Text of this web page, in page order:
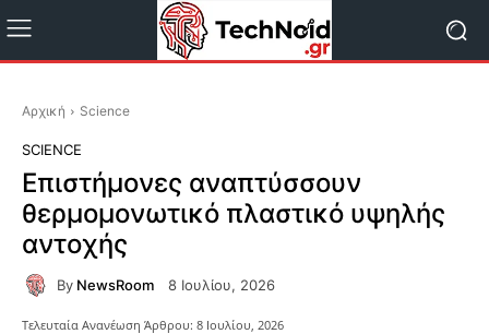
Αρχική Science
SCIENCE
Επιστήμονες αναπτύσσουν
θερμομονωτικό πλαστικό υψηλής
αντοχής
By NewsRoom 8 Ιουλίου, 2026
Τελευταία Ανανέωση Άρθρου: 8 Ιουλίου, 2026